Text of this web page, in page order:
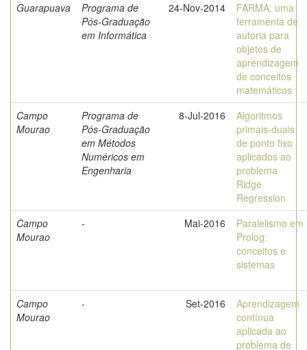
Guarapuava
Programa de
Pós-Graduação
em Informática
24-Nov-2014
FARMA: uma
ferramenta de
autoria para
objetos de
aprendizagem
de conceitos
matemáticos
Campo
Mourao
Programa de
Pós-Graduação
em Métodos
Numéricos em
Engenharia
8-Jul-2016
Algoritmos
primais-duais
de ponto fixo
aplicados ao
problema
Ridge
Regression
Campo
Mourao
- Mai-2016
Paralelismo em
Prolog:
conceitos e
sistemas
Campo
Mourao
- Set-2016
Aprendizagem
contínua
aplicada ao
problema de